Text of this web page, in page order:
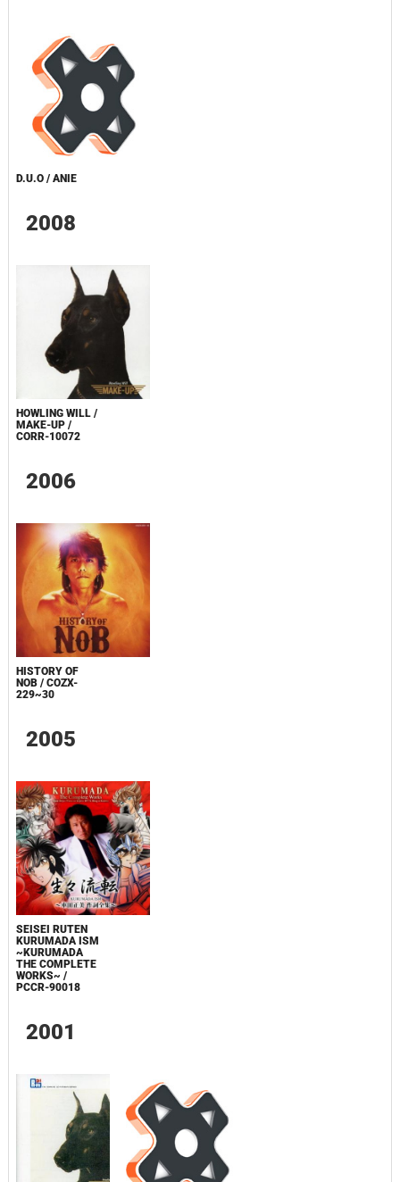
D.U.O / ANIE
2008
HOWLING WILL /
MAKE-UP /
CORR-10072
2006
HISTORY OF
NOB / COZX-
229~30
2005
SEISEI RUTEN
KURUMADA ISM
~KURUMADA
THE COMPLETE
WORKS~ /
PCCR-90018
2001